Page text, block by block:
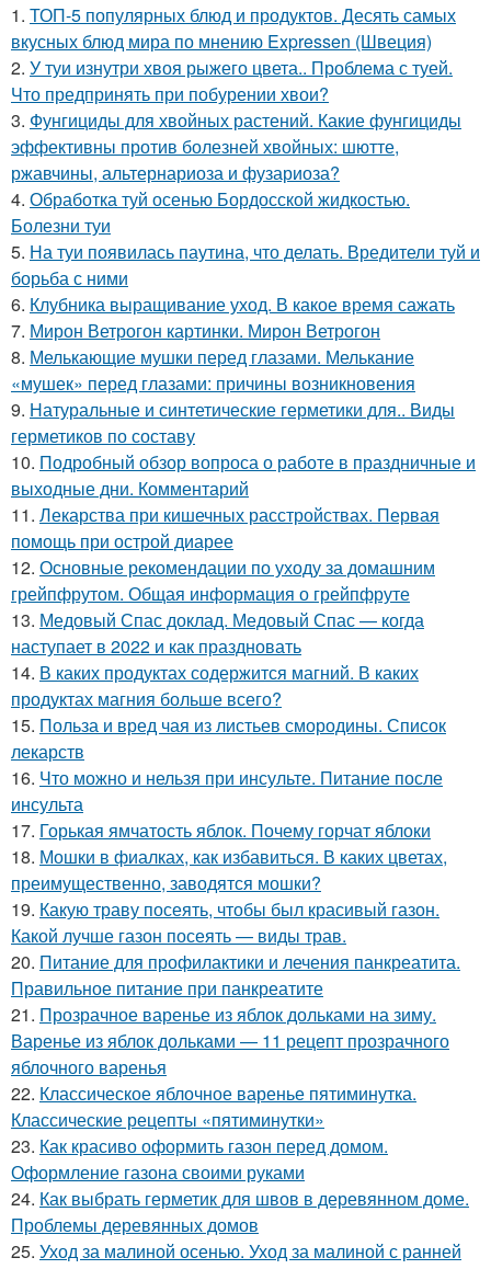
1. ТОП-5 популярных блюд и продуктов. Десять самых
вкусных блюд мира по мнению Expressen (Швеция)
2. У туи изнутри хвоя рыжего цвета.. Проблема с туей.
Что предпринять при побурении хвои?
3. Фунгициды для хвойных растений. Какие фунгициды
эффективны против болезней хвойных: шютте,
ржавчины, альтернариоза и фузариоза?
4. Обработка туй осенью Бордосской жидкостью.
Болезни туи
5. На туи появилась паутина, что делать. Вредители туй и
борьба с ними
6. Клубника выращивание уход. В какое время сажать
7. Мирон Ветрогон картинки. Мирон Ветрогон
8. Мелькающие мушки перед глазами. Мелькание
«мушек» перед глазами: причины возникновения
9. Натуральные и синтетические герметики для.. Виды
герметиков по составу
10. Подробный обзор вопроса о работе в праздничные и
выходные дни. Комментарий
11. Лекарства при кишечных расстройствах. Первая
помощь при острой диарее
12. Основные рекомендации по уходу за домашним
грейпфрутом. Общая информация о грейпфруте
13. Медовый Спас доклад. Медовый Спас — когда
наступает в 2022 и как праздновать
14. В каких продуктах содержится магний. В каких
продуктах магния больше всего?
15. Польза и вред чая из листьев смородины. Список
лекарств
16. Что можно и нельзя при инсульте. Питание после
инсульта
17. Горькая ямчатость яблок. Почему горчат яблоки
18. Мошки в фиалках, как избавиться. В каких цветах,
преимущественно, заводятся мошки?
19. Какую траву посеять, чтобы был красивый газон.
Какой лучше газон посеять — виды трав.
20. Питание для профилактики и лечения панкреатита.
Правильное питание при панкреатите
21. Прозрачное варенье из яблок дольками на зиму.
Варенье из яблок дольками — 11 рецепт прозрачного
яблочного варенья
22. Классическое яблочное варенье пятиминутка.
Классические рецепты «пятиминутки»
23. Как красиво оформить газон перед домом.
Оформление газона своими руками
24. Как выбрать герметик для швов в деревянном доме.
Проблемы деревянных домов
25. Уход за малиной осенью. Уход за малиной с ранней